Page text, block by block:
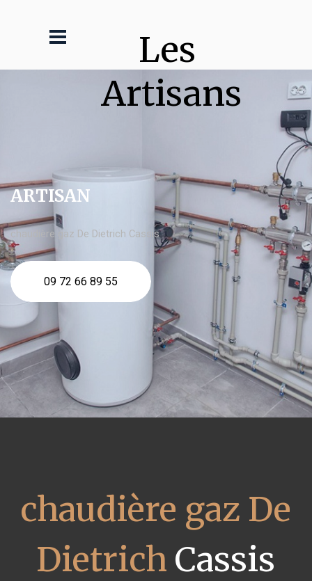
Les
Artisans
ARTISAN
chaudière gaz De Dietrich Cassis
09 72 66 89 55
chaudière gaz De
Dietrich Cassis